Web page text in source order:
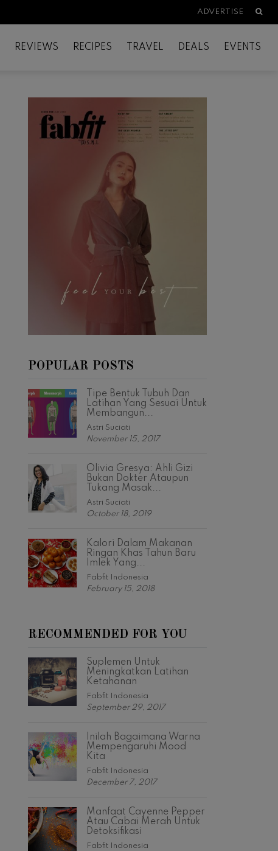
ADVERTISE
REVIEWS RECIPES TRAVEL DEALS EVENTS
POPULAR POSTS
Tipe Bentuk Tubuh Dan
Latihan Yang Sesuai Untuk
Membangun...
Astri Suciati
November 15, 2017
Olivia Gresya: Ahli Gizi
Bukan Dokter Ataupun
Tukang Masak...
Astri Suciati
October 18, 2019
Kalori Dalam Makanan
Ringan Khas Tahun Baru
Imlek Yang...
Fabfit Indonesia
February 15, 2018
RECOMMENDED FOR YOU
Suplemen Untuk
Meningkatkan Latihan
Ketahanan
Fabfit Indonesia
September 29, 2017
Inilah Bagaimana Warna
Mempengaruhi Mood
Kita
Fabfit Indonesia
December 7, 2017
Manfaat Cayenne Pepper
Atau Cabai Merah Untuk
Detoksifikasi
Fabfit Indonesia